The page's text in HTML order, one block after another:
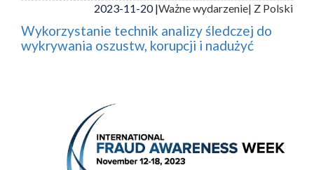
2023-11-20 |Ważne wydarzenie| Z Polski
Wykorzystanie technik analizy śledczej do
wykrywania oszustw, korupcji i nadużyć